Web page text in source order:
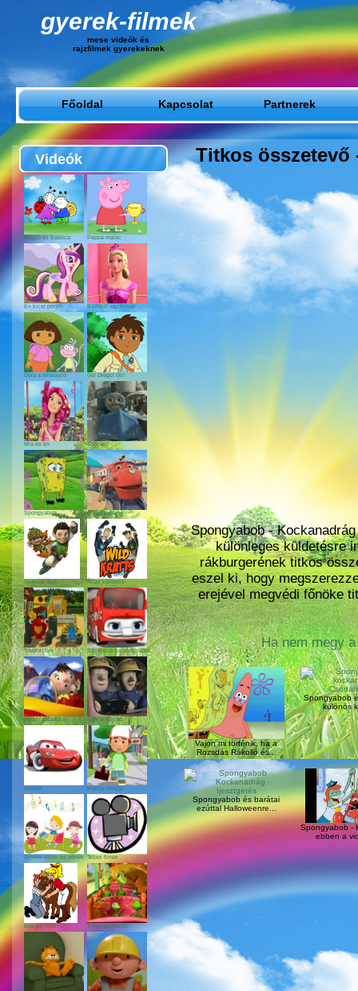
gyerek-filmek
mese videók és
rajzfilmek gyerekeknek
Főoldal Kapcsolat Partnerek
Videók
Bogyó és Babóca Peppa malac
Én kicsi pónim BARBIE rajzfilmek
Dóra a felfedező Go! Diego! Go!
Mia és én Thomas
Spongyabob Chuggington
Trükkös Tom Állati küldetés
Traktor Tom Szirénázó szupercsapat
Noddy kalandjai Sam a tűzoltó
Verdák Manny mester
Gyerek dalok és zenék Teljes fimek
Bibi és Tina T-Rex expressz
Titkos összetevő
Spongyabob -
különleges küldetésre
rákburgerének titkos
eszel ki, hogy
erejével megvédi főnöke
Ha nem megy
Vajon mi történik, ha a
Rozsdás Rákolló és...
Spongyabob
különös
Spongyabob és barátai
ezúttal Halloweenre...
Spongyabob -
ebben a